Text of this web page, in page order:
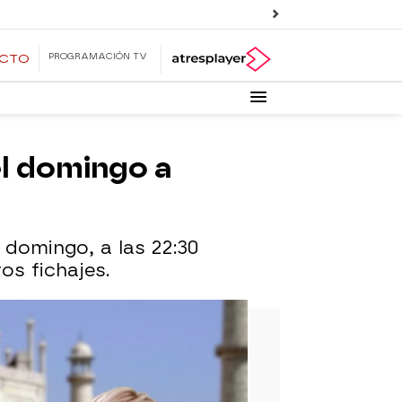
PROGRAMACIÓN TV
domingo a
a las 22:30
fichajes.